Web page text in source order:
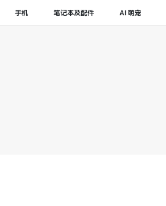
手机 笔记本及配件 AI 萌宠